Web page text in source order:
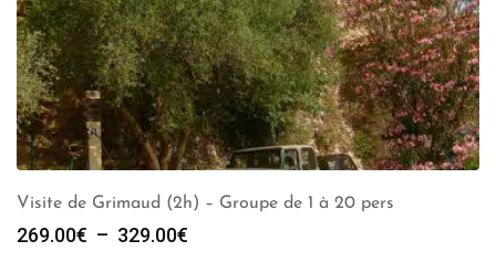
Visite de Grimaud (2h) – Groupe de 1 à 20 pers
269.00€ – 329.00€